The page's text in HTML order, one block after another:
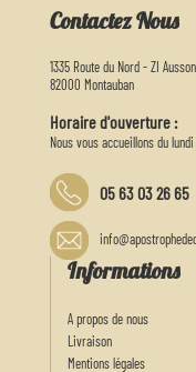
Contactez Nous
1335 Route du Nord - ZI
82000 Montauban
Horaire d'ouverture :
Nous vous accueillons du
05 63 03 26 65
Informations
A propos de nous
Livraison
Mentions légales